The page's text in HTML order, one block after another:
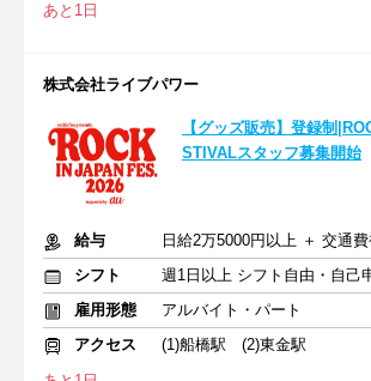
あと1日
株式会社ライブパワー
【グッズ販売】登録制
STIVALスタッフ募集開始
給与
日給2万5000円以上 ＋ 交通
シフト
週1日以上 シフト自由・自己
雇用形態
アルバイト・パート
アクセス
(1)船橋駅 (2)東金駅